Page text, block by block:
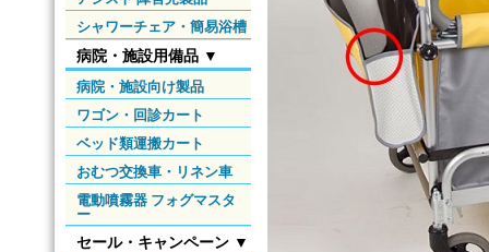
シャワーチェア・簡易浴槽
病院・施設用備品 ▼
病院・施設向け製品
ワゴン・回診カート
ベッド類運搬カート
おむつ交換車・リネン車
電動噴霧器 フォグマスタ
ー
セール・キャンペーン ▼